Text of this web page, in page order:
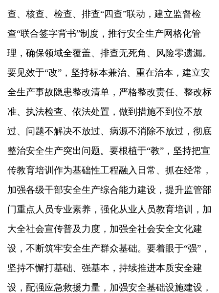
查、核查、检查、排查“四查”联动，建立监督检
查“联合签字背书”制度，推行安全生产网格化管
理，确保领域全覆盖、排查无死角、风险零遗漏。
要见效于“改”，坚持标本兼治、重在治本，建立安
全生产事故隐患整改清单，严格整改责任、整改标
准、执法检查、依法处置，做到措施不到位不放
过、问题不解决不放过、病源不消除不放过，彻底
整治安全生产突出问题。要根植于“教”，坚持把宣
传教育培训作为基础性工程融入日常、抓在经常，
加强各级干部安全生产综合能力建设，提升监管部
门重点人员专业素养，强化从业人员教育培训，加
大全社会宣传普及力度，加强全社会安全文化建
设，不断筑牢安全生产群众基础。要着眼于“强”，
坚持不懈打基础、强基本，持续推进本质安全建
设，配强应急救援力量，加强安全基础设施建设，